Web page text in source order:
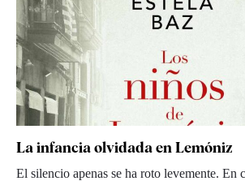
La infancia olvidada en Lemóniz
El silencio apenas se ha roto levemente. En